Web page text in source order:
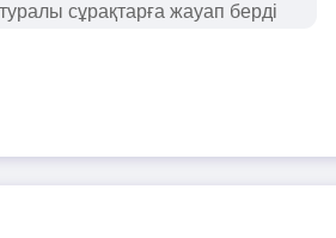
сұрақтарға жауап берді